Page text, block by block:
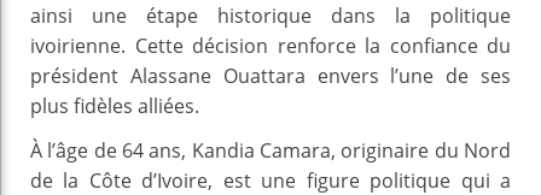
ainsi une étape historique dans la politique
ivoirienne. Cette décision renforce la confiance du
président Alassane Ouattara envers l’une de ses
plus fidèles alliées.
À l’âge de 64 ans, Kandia Camara, originaire du Nord
de la Côte d’Ivoire, est une figure politique qui a